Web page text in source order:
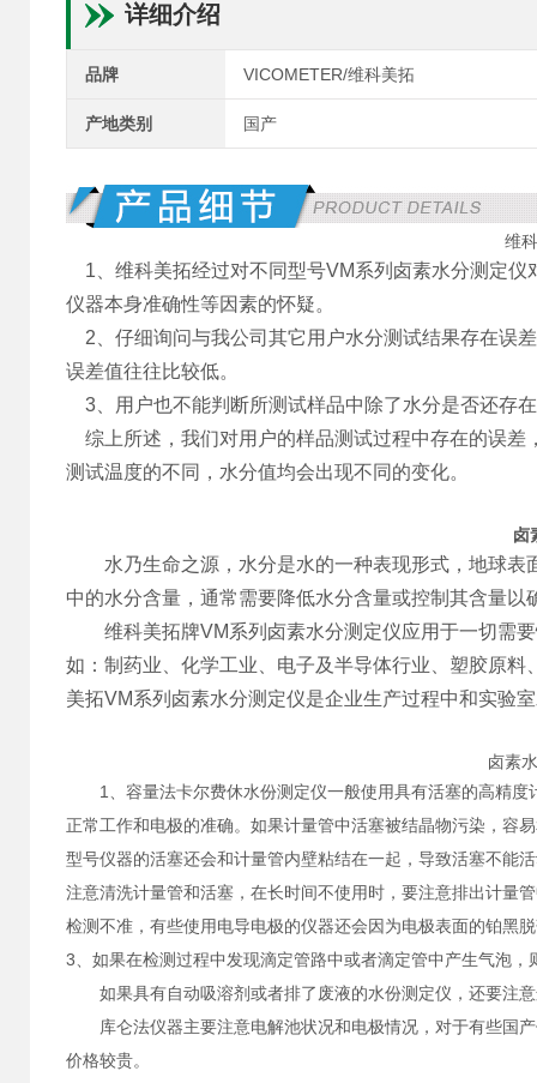
详细介绍
品牌 VICOMETER/维科美拓
产地类别 国产
维
1、维科美拓经过对不同型号VM系列卤素水分测定仪
仪器本身准确性等因素的怀疑。
2、仔细询问与我公司其它用户水分测试结果存在误
误差值往往比较低。
3、用户也不能判断所测试样品中除了水分是否还存
综上所述，我们对用户的样品测试过程中存在的误差
测试温度的不同，水分值均会出现不同的变化。
卤
水乃生命之源，水分是水的一种表现形式，地球表
中的水分含量，通常需要降低水分含量或控制其含量以
维科美拓牌VM系列卤素水分测定仪应用于一切需要
如：制药业、化学工业、电子及半导体行业、塑胶原
美拓VM系列卤素水分测定仪是企业生产过程中和实验
卤素
1、容量法卡尔费休水份测定仪一般使用具有活塞的高精度
正常工作和电极的准确。如果计量管中活塞被结晶物污染，容
型号仪器的活塞还会和计量管内壁粘结在一起，导致活塞不能
注意清洗计量管和活塞，在长时间不使用时，要注意排出计量
检测不准，有些使用电导电极的仪器还会因为电极表面的铂黑
3、如果在检测过程中发现滴定管路中或者滴定管中产生气泡
如果具有自动吸溶剂或者排了废液的水份测定仪，还要注
库仑法仪器主要注意电解池状况和电极情况，对于有些国产
价格较贵。